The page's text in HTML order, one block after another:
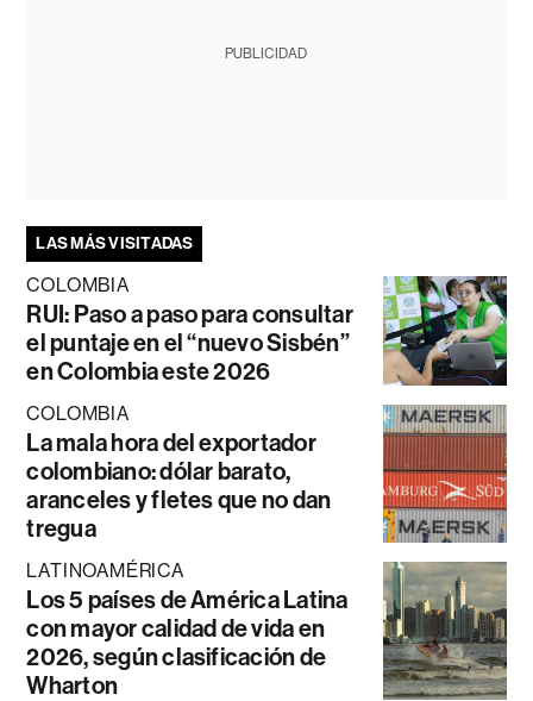
PUBLICIDAD
LAS MÁS VISITADAS
COLOMBIA
RUI: Paso a paso para consultar
el puntaje en el “nuevo Sisbén”
en Colombia este 2026
COLOMBIA
La mala hora del exportador
colombiano: dólar barato,
aranceles y fletes que no dan
tregua
LATINOAMÉRICA
Los 5 países de América Latina
con mayor calidad de vida en
2026, según clasificación de
Wharton